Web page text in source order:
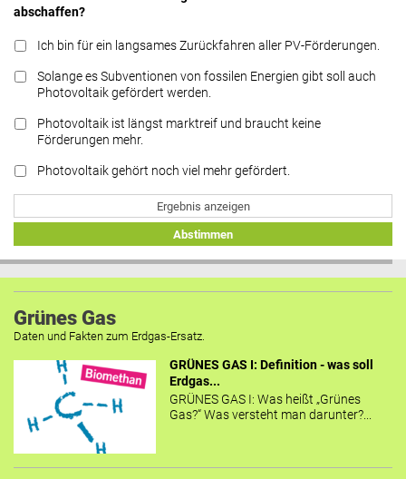
abschaffen?
Ich bin für ein langsames Zurückfahren aller PV-Förderungen.
Solange es Subventionen von fossilen Energien gibt soll auch
Photovoltaik gefördert werden.
Photovoltaik ist längst marktreif und braucht keine
Förderungen mehr.
Photovoltaik gehört noch viel mehr gefördert.
Ergebnis anzeigen
Abstimmen
Grünes Gas
Daten und Fakten zum Erdgas-Ersatz.
GRÜNES GAS I: Definition - was soll
Erdgas...
GRÜNES GAS I: Was heißt „Grünes
Gas?“ Was versteht man darunter?...